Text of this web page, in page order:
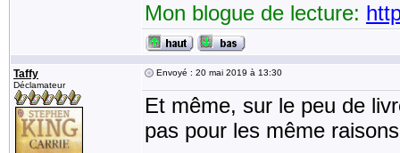
Mon blogue de lecture:
Taffy
Déclamateur
Envoyé : 20 mai 2019 à 13:30
Et même, sur le peu de
pas pour les même